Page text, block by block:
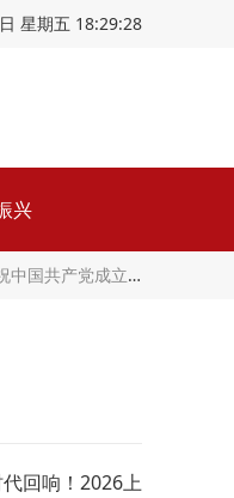
星期五 18:29:29
兴
产党成立105周年音乐会《人民至上》在京举行
回响！2026上